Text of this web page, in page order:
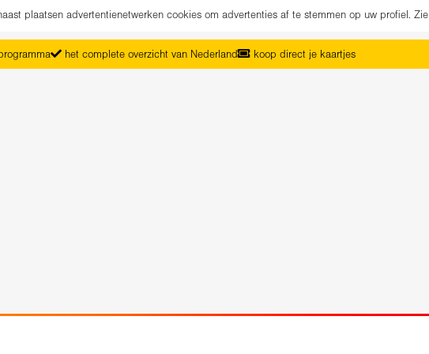
plaatsen advertentienetwerken cookies om advertenties af te stemmen op uw profiel. Zie
het complete overzicht van Nederland koop direct je kaartjes